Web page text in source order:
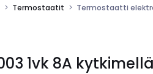
Termostaatit Termostaatti
1vk 8A kytkimellä